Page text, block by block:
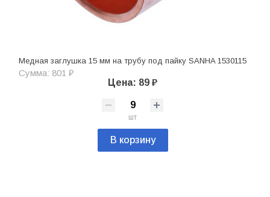
Медная заглушка 15 мм на трубу под пайку SANHA 1530115
Сумма: 801 ₽
Цена: 89 ₽
шт
В корзину